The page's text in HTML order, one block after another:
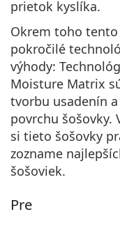
prietok kyslíka.
Okrem toho
pokročilé
výhody:
Moisture Matrix
tvorbu usadenín
povrchu šošovky.
si tieto šošovky
zozname
šošoviek.
Pre